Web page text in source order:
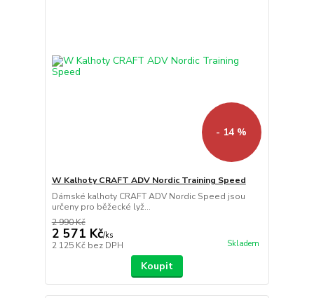
- 14 %
W Kalhoty CRAFT ADV Nordic Training Speed
Dámské kalhoty CRAFT ADV Nordic Speed jsou
určeny pro běžecké lyž...
2 990 Kč
2 571 Kč/ks
2 125 Kč bez DPH Skladem
Koupit